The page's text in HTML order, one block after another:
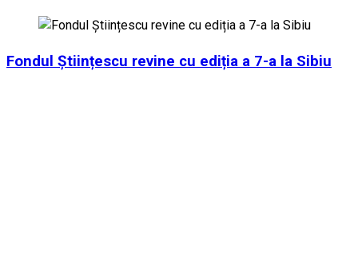
Fondul Științescu revine cu ediția a 7-a la Sibiu